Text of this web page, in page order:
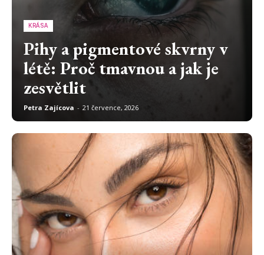
KRÁSA
Pihy a pigmentové skvrny v
létě: Proč tmavnou a jak je
zesvětlit
Petra Zajícova - 21 července, 2026